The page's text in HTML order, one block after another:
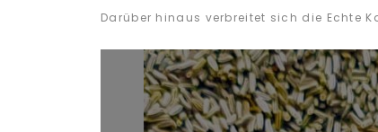
Darüber hinaus verbreitet sich die Echte